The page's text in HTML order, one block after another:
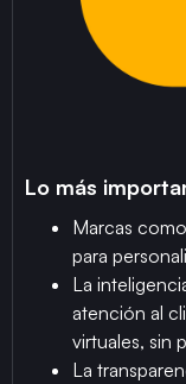
Lo más
Marcas
para
La
atención al
virtuales, sin
La